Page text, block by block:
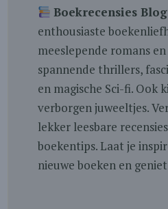
Boekrecensies Blog
enthousiaste
meeslepende romans
spannende thrillers,
en magische Sci-fi. Ook
verborgen juweeltjes.
lekker leesbare
boekentips. Laat je
nieuwe boeken en